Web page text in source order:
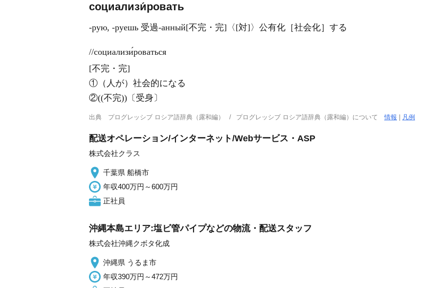
социализи́ровать
-рую, -руешь 受過-анный[不完・完]〈[対]〉公有化［社会化］する
//социализи́роваться
[不完・完]
①（人が）社会的になる
②((不完))〔受身〕
出典 プログレッシブ ロシア語辞典（露和編） プログレッシブ ロシア語辞典（露和編）について情報 凡例
配送オペレーション/インターネット/Webサービス・ASP
株式会社クラス
千葉県 船橋市
年収400万円～600万円
正社員
沖縄本島エリア:塩ビ管パイプなどの物流・配送スタッフ
株式会社沖縄クボタ化成
沖縄県 うるま市
年収390万円～472万円